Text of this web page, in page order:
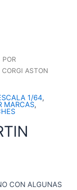
CORGI ASTON
1/64,
MARCAS,
CON ALGUNAS